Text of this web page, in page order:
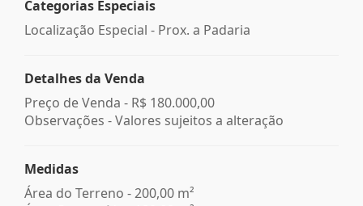
Categorias Especiais
Localização Especial - Prox. a Padaria
Detalhes da Venda
Preço de Venda - R$ 180.000,00
Observações - Valores sujeitos a alteração
Medidas
Área do Terreno - 200,00 m²